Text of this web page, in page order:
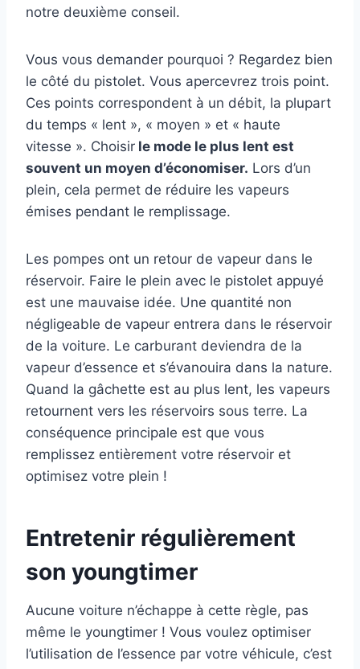
notre deuxième conseil.
Vous vous demander pourquoi ? Regardez bien
le côté du pistolet. Vous apercevrez trois point.
Ces points correspondent à un débit, la plupart
du temps « lent », « moyen » et « haute
vitesse ». Choisir le mode le plus lent est
souvent un moyen d’économiser. Lors d’un
plein, cela permet de réduire les vapeurs
émises pendant le remplissage.
Les pompes ont un retour de vapeur dans le
réservoir. Faire le plein avec le pistolet appuyé
est une mauvaise idée. Une quantité non
négligeable de vapeur entrera dans le réservoir
de la voiture. Le carburant deviendra de la
vapeur d’essence et s’évanouira dans la nature.
Quand la gâchette est au plus lent, les vapeurs
retournent vers les réservoirs sous terre. La
conséquence principale est que vous
remplissez entièrement votre réservoir et
optimisez votre plein !
Entretenir régulièrement
son youngtimer
Aucune voiture n’échappe à cette règle, pas
même le youngtimer ! Vous voulez optimiser
l’utilisation de l’essence par votre véhicule, c’est